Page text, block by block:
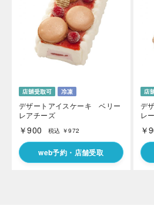
デザートアイスケーキ ベリー
レアチーズ
￥900 税込 ￥972
web予約・店舗受取
デ
レ
￥